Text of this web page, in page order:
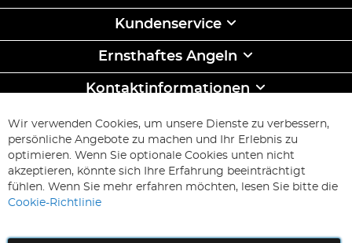
Kundenservice
Ernsthaftes Angeln
Kontaktinformationen
ABONNIEREN & SPAREN
Melden
Sie
unseren
Newsletter
Abonnieren
Wir verwenden Cookies, um unsere Dienste zu verbessern,
persönliche Angebote zu machen und Ihr Erlebnis zu
optimieren. Wenn Sie optionale Cookies unten nicht
akzeptieren, könnte sich Ihre Erfahrung beeinträchtigt
fühlen. Wenn Sie mehr erfahren möchten, lesen Sie bitte die
Cookie-Richtlinie